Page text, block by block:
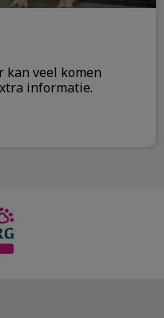
kan veel komen
informatie.